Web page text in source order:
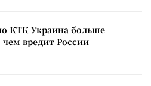
КТК Украина больше
чем вредит России